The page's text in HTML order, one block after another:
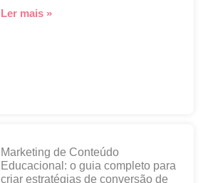
Ler mais »
Marketing de Conteúdo
Educacional: o guia completo para
criar estratégias de conversão de